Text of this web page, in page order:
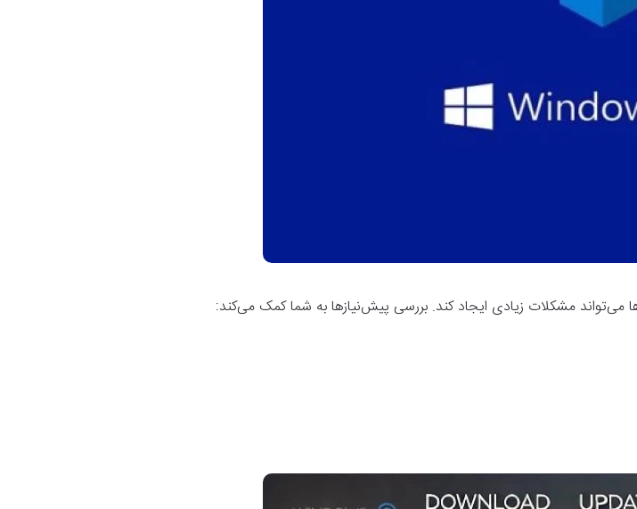
مشکلات زیادی ایجاد کند. بررسی پیش‌نیازها به شما کمک می‌کند: